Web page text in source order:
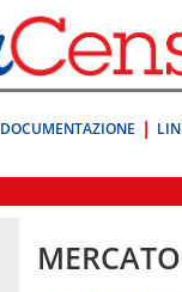
DOCUMENTAZIONE